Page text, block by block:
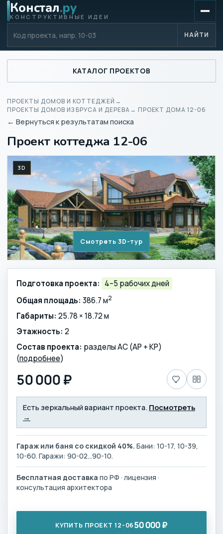
Констал.ру
КОНСТРУКТИВНЫЕ ИДЕИ
НАЙТИ
КАТАЛОГ ПРОЕКТОВ
ПРОЕКТЫ ДОМОВ И КОТТЕДЖЕЙ →
ПРОЕКТЫ ДОМОВ ИЗ БРУСА И ДЕРЕВА→ ПРОЕКТ ДОМА 12-06
← Вернуться к результатам поиска
Проект коттеджа 12-06
3D
Смотреть 3D-тур
Подготовка проекта: 4–5 рабочих дней
Общая площадь: 386.7 м2
Габариты: 25.78 × 18.72 м
Этажность: 2
Состав проекта: разделы АС (АР + КР)
(подробнее)
50 000 ₽
Есть зеркальный вариант проекта. Посмотреть
→
Гараж или баня со скидкой 40%. Бани: 10-17, 10-39,
10-60. Гаражи: 90-02…90-10.
Бесплатная доставка по РФ · лицензия ·
консультация архитектора
КУПИТЬ ПРОЕКТ 12-0650 000 ₽